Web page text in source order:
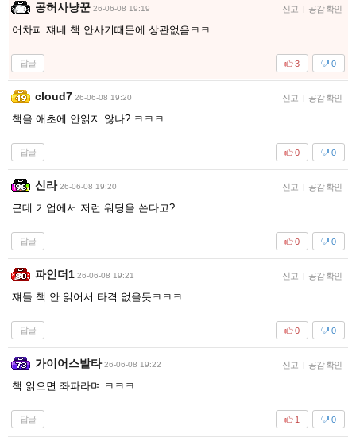
공허사냥꾼 26-06-08 19:19 신고 | 공감 확인
어차피 쟤네 책 안사기때문에 상관없음ㅋㅋ
답글 0
3
cloud7 26-06-08 19:20 신고 | 공감 확인
책을 애초에 안읽지 않나? ㅋㅋㅋ
답글 0
0
신라 26-06-08 19:20 신고 | 공감 확인
근데 기업에서 저런 워딩을 쓴다고?
답글 0
0
파인더1 26-06-08 19:21 신고 | 공감 확인
쟤들 책 안 읽어서 타격 없을듯ㅋㅋㅋ
답글 0
0
가이어스발타 26-06-08 19:22 신고 | 공감 확인
책 읽으면 좌파라며 ㅋㅋㅋ
답글 0
1